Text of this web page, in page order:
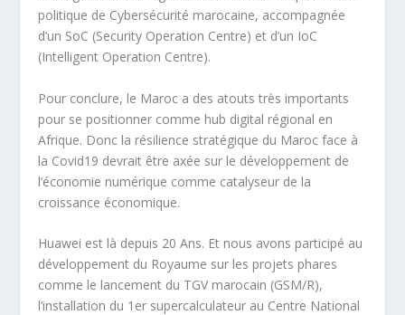
politique de Cybersécurité marocaine, accompagnée
d’un SoC (Security Operation Centre) et d’un IoC
(Intelligent Operation Centre).
Pour conclure, le Maroc a des atouts très importants
pour se positionner comme hub digital régional en
Afrique. Donc la résilience stratégique du Maroc face à
la Covid19 devrait être axée sur le développement de
l’économie numérique comme catalyseur de la
croissance économique.
Huawei est là depuis 20 Ans. Et nous avons participé au
développement du Royaume sur les projets phares
comme le lancement du TGV marocain (GSM/R),
l’installation du 1 er supercalculateur au Centre National